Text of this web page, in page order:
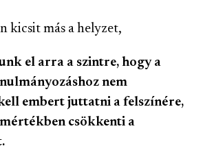
kicsit más a helyzet,
el arra a szintre, hogy a
nem
embert juttatni a felszínére,
mértékben csökkenti a